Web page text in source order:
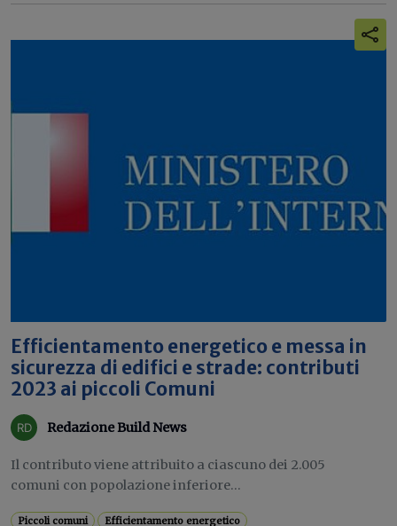
Efficientamento energetico e messa in
sicurezza di edifici e strade: contributi
2023 ai piccoli Comuni
Redazione Build News
Il contributo viene attribuito a ciascuno dei 2.005
comuni con popolazione inferiore...
Piccoli comuni Efficientamento energetico